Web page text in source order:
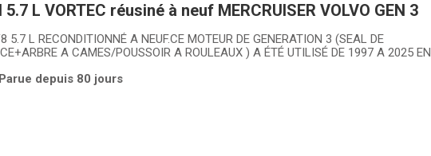
5.7 L VORTEC réusiné à neuf MERCRUISER VOLVO GEN 3
3 (SEAL DE
A CAMES/POUSSOIR A ROULEAUX ) A ÉTÉ UTILISÉ DE 1997 A 2025 EN
REUSINÉ EN ENTIER(NOS BLOCK MOTEURS N'ONT JAMAIS FONCTIONNÉ
depuis 80 jours